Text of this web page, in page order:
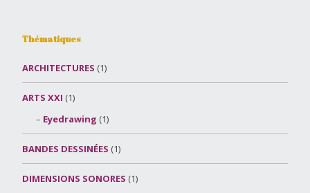
Thématiques
ARCHITECTURES (1)
ARTS XXI (1)
Eyedrawing (1)
BANDES DESSINÉES (1)
DIMENSIONS SONORES (1)